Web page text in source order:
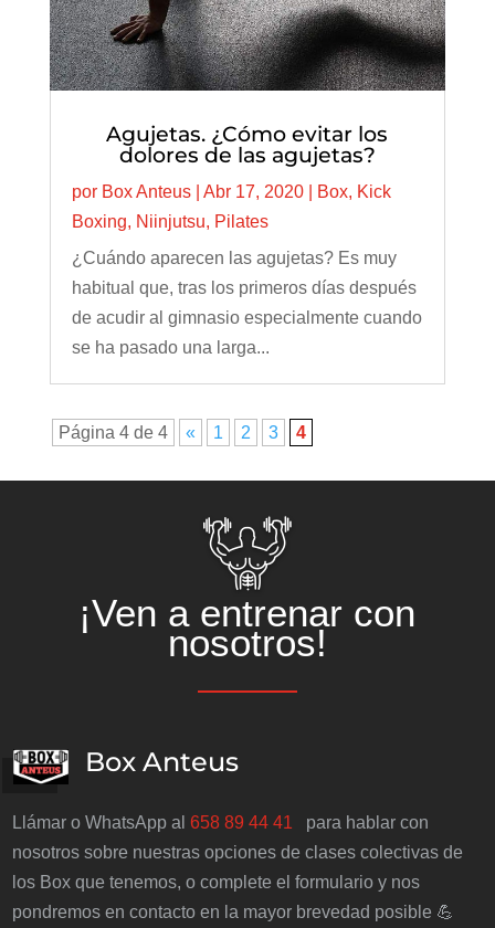
Agujetas. ¿Cómo evitar los
dolores de las agujetas?
por Box Anteus| Abr 17, 2020| Box, Kick
Boxing, Niinjutsu, Pilates
¿Cuándo aparecen las agujetas? Es muy
habitual que, tras los primeros días después
de acudir al gimnasio especialmente cuando
se ha pasado una larga...
Página 4 de 4 « 1 2 3 4
¡Ven a entrenar con
nosotros!
Box Anteus
Llámar o WhatsApp al658 89 44 41
para hablar con
nosotros sobre nuestras opciones de clases colectivas de
los Box que tenemos, o complete el formulario y nos
pondremos en contacto en la mayor brevedad posible 💪